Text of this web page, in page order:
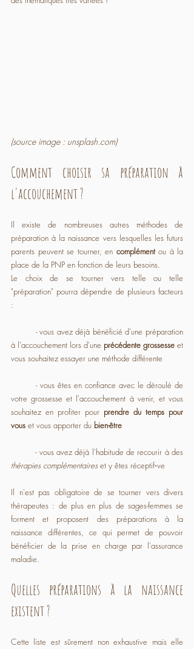
(source image : unsplash.com)
Comment choisir sa préparation à
l'accouchement ?
Il existe de nombreuses autres méthodes de
préparation à la naissance vers lesquelles les futurs
parents peuvent se tourner, en complément ou à la
place de la PNP en fonction de leurs besoins.
Le choix de se tourner vers telle ou telle
"préparation" pourra dépendre de plusieurs facteurs
:
à l'accouchement lors d'une précédente grossesse et
vous souhaitez essayer une méthode différente
votre grossesse et l'accouchement à venir, et vous
souhaitez en profiter pour prendre du temps pour
vous et vous apporter du bien-être
thérapies complémentaires et y êtes réceptif⋅ve
Il n'est pas obligatoire de se tourner vers divers
thérapeutes : de plus en plus de sages-femmes se
forment et proposent des préparations à la
naissance différentes, ce qui permet de pouvoir
bénéficier de la prise en charge par l'assurance
maladie.
Quelles préparations à la naissance
existent ?
Cette liste est sûrement non exhaustive mais elle